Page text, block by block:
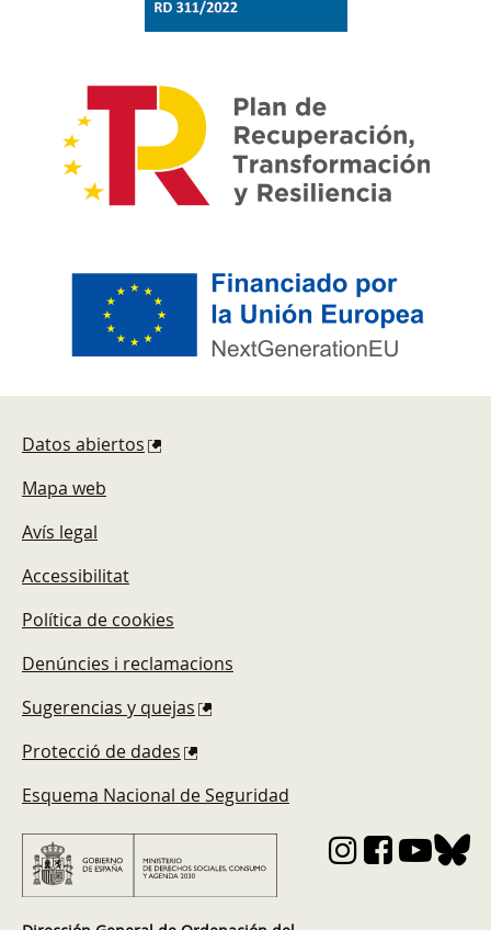
Datos abiertos
Mapa web
Avís legal
Accessibilitat
Política de cookies
Denúncies i reclamacions
Sugerencias y quejas
Protecció de dades
Esquema Nacional de Seguridad